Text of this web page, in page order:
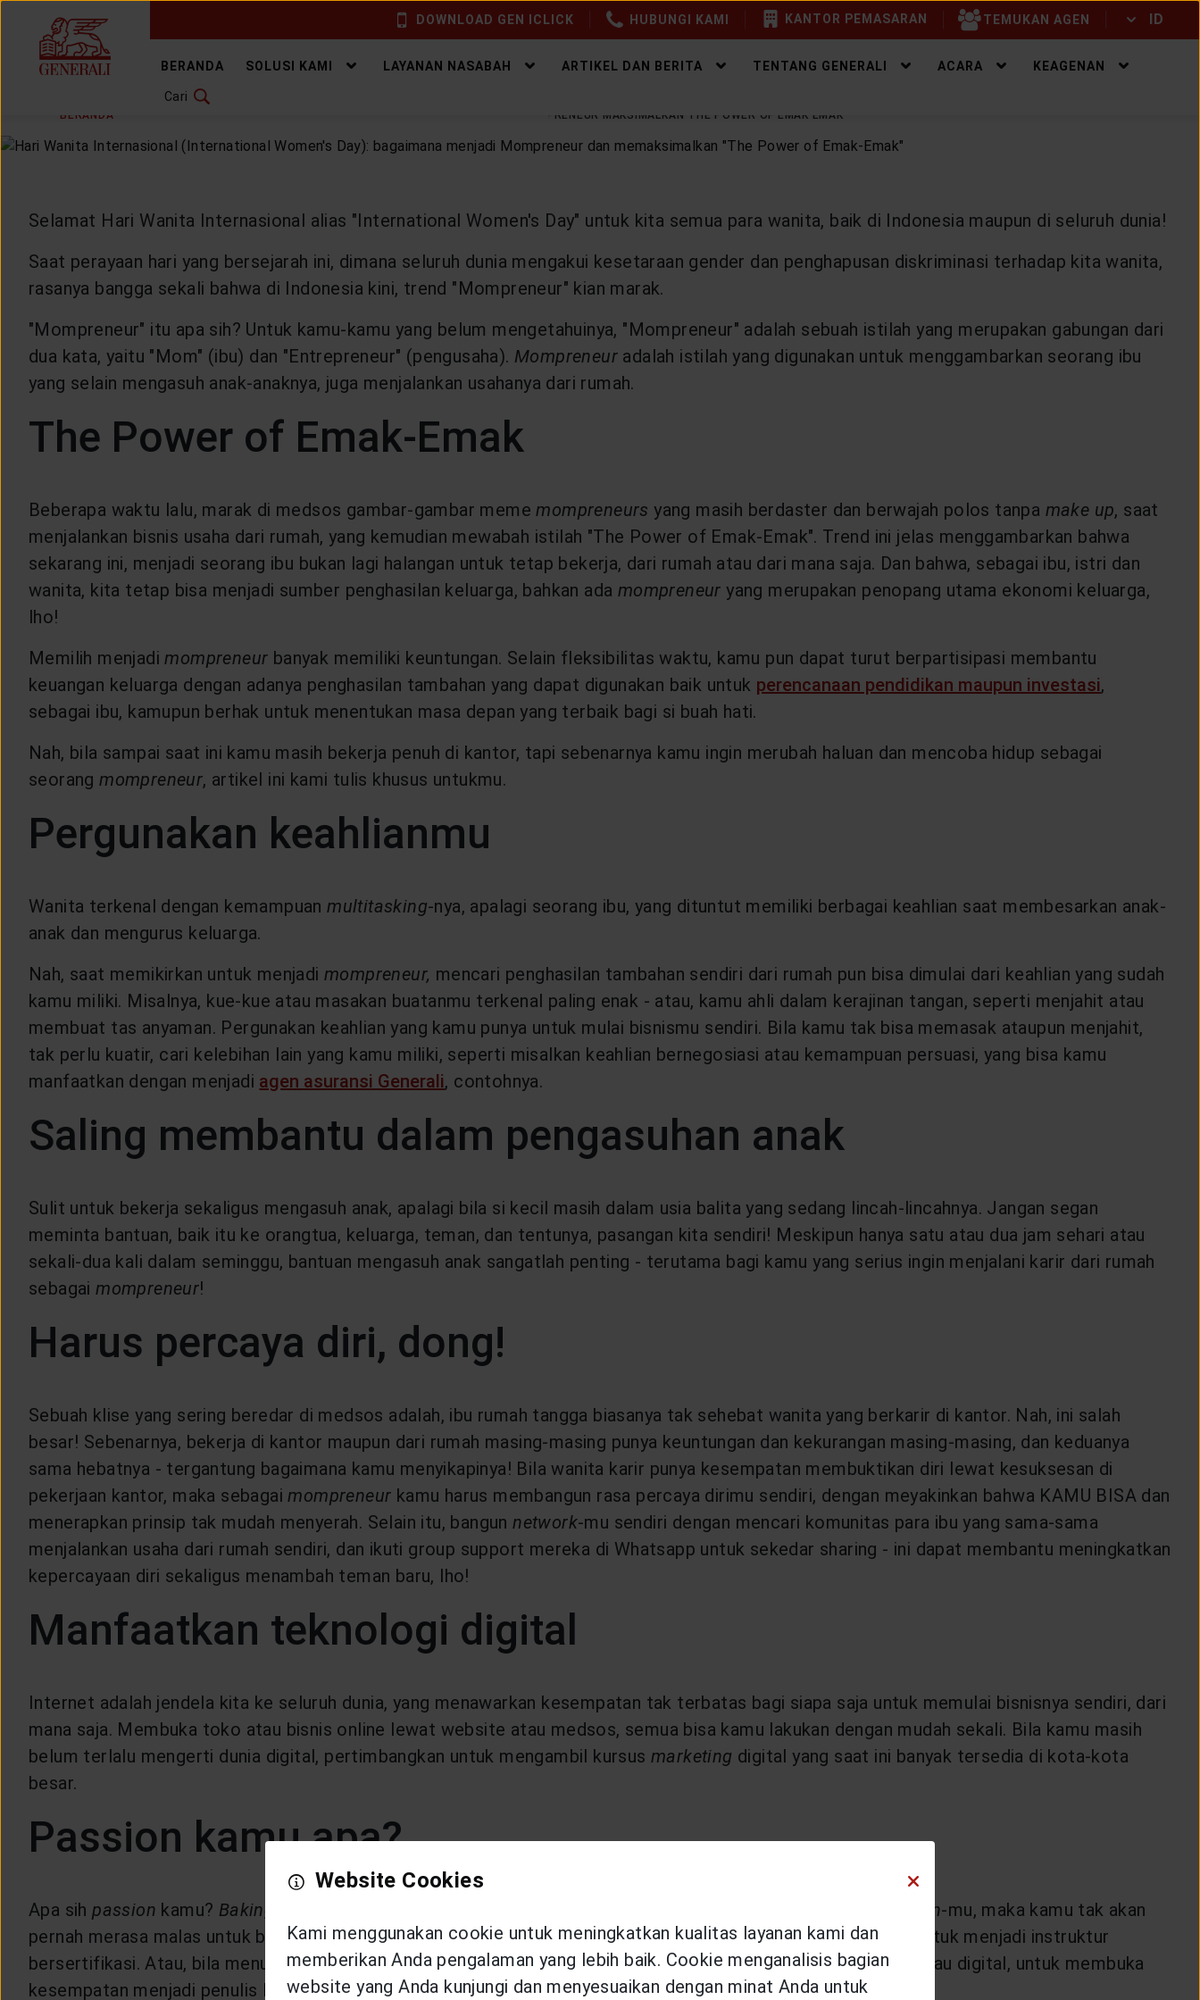
DOWNLOAD GEN ICLICK HUBUNGI KAMI KANTOR PEMASARAN TEMUKAN AGEN ID
BERANDA SOLUSI KAMI LAYANAN NASABAH ARTIKEL DAN BERITA TENTANG GENERALI ACARA KEAGENAN
Cari
BERANDA MOMPRENEUR MAKSIMALKAN THE POWER OF EMAK EMAK
KAMIS, 7 MARET 2019
Selamat Hari Wanita Internasional alias "International Women's Day" untuk kita semua para wanita, baik di Indonesia maupun di seluruh dunia!
Saat perayaan hari yang bersejarah ini, dimana seluruh dunia mengakui kesetaraan gender dan penghapusan diskriminasi terhadap kita wanita,
rasanya bangga sekali bahwa di Indonesia kini, trend "Mompreneur" kian marak.
"Mompreneur" itu apa sih? Untuk kamu-kamu yang belum mengetahuinya, "Mompreneur" adalah sebuah istilah yang merupakan gabungan dari
dua kata, yaitu "Mom" (ibu) dan "Entrepreneur" (pengusaha). Mompreneur adalah istilah yang digunakan untuk menggambarkan seorang ibu
yang selain mengasuh anak-anaknya, juga menjalankan usahanya dari rumah.
The Power of Emak-Emak
Beberapa waktu lalu, marak di medsos gambar-gambar mememompreneurs yang masih berdaster dan berwajah polos tanpa make up, saat
menjalankan bisnis usaha dari rumah, yang kemudian mewabah istilah "The Power of Emak-Emak". Trend ini jelas menggambarkan bahwa
sekarang ini, menjadi seorang ibu bukan lagi halangan untuk tetap bekerja, dari rumah atau dari mana saja. Dan bahwa, sebagai ibu, istri dan
wanita, kita tetap bisa menjadi sumber penghasilan keluarga, bahkan ada mompreneur yang merupakan penopang utama ekonomi keluarga,
lho!
Memilih menjadimompreneur banyak memiliki keuntungan. Selain fleksibilitas waktu, kamu pun dapat turut berpartisipasi membantu
keuangan keluarga dengan adanya penghasilan tambahan yang dapat digunakan baik untuk perencanaan pendidikan maupun investasi,
sebagai ibu, kamupun berhak untuk menentukan masa depan yang terbaik bagi si buah hati.
Nah, bila sampai saat ini kamu masih bekerja penuh di kantor, tapi sebenarnya kamu ingin merubah haluan dan mencoba hidup sebagai
seorangmompreneur, artikel ini kami tulis khusus untukmu.
Pergunakan keahlianmu
Wanita terkenal dengan kemampuanmultitasking-nya, apalagi seorang ibu, yang dituntut memiliki berbagai keahlian saat membesarkan anak-
anak dan mengurus keluarga.
Nah, saat memikirkan untuk menjadi mompreneur, mencari penghasilan tambahan sendiri dari rumah pun bisa dimulai dari keahlian yang sudah
kamu miliki. Misalnya, kue-kue atau masakan buatanmu terkenal paling enak - atau, kamu ahli dalam kerajinan tangan, seperti menjahit atau
membuat tas anyaman. Pergunakan keahlian yang kamu punya untuk mulai bisnismu sendiri. Bila kamu tak bisa memasak ataupun menjahit,
tak perlu kuatir, cari kelebihan lain yang kamu miliki, seperti misalkan keahlian bernegosiasi atau kemampuan persuasi, yang bisa kamu
manfaatkan dengan menjadi agen asuransi Generali, contohnya.
Saling membantu dalam pengasuhan anak
Sulit untuk bekerja sekaligus mengasuh anak, apalagi bila si kecil masih dalam usia balita yang sedang lincah-lincahnya. Jangan segan
meminta bantuan, baik itu ke orangtua, keluarga, teman, dan tentunya, pasangan kita sendiri! Meskipun hanya satu atau dua jam sehari atau
sekali-dua kali dalam seminggu, bantuan mengasuh anak sangatlah penting - terutama bagi kamu yang serius ingin menjalani karir dari rumah
sebagaimompreneur!
Harus percaya diri, dong!
Sebuah klise yang sering beredar di medsos adalah, ibu rumah tangga biasanya tak sehebat wanita yang berkarir di kantor. Nah, ini salah
besar! Sebenarnya, bekerja di kantor maupun dari rumah masing-masing punya keuntungan dan kekurangan masing-masing, dan keduanya
sama hebatnya - tergantung bagaimana kamu menyikapinya! Bila wanita karir punya kesempatan membuktikan diri lewat kesuksesan di
pekerjaan kantor, maka sebagaimompreneur kamu harus membangun rasa percaya dirimu sendiri, dengan meyakinkan bahwa KAMU BISA dan
menerapkan prinsip tak mudah menyerah. Selain itu, bangunnetwork-mu sendiri dengan mencari komunitas para ibu yang sama-sama
menjalankan usaha dari rumah sendiri, dan ikuti group support mereka di Whatsapp untuk sekedar sharing - ini dapat membantu meningkatkan
kepercayaan diri sekaligus menambah teman baru, lho!
Manfaatkan teknologi digital
Internet adalah jendela kita ke seluruh dunia, yang menawarkan kesempatan tak terbatas bagi siapa saja untuk memulai bisnisnya sendiri, dari
mana saja. Membuka toko atau bisnis online lewat website atau medsos, semua bisa kamu lakukan dengan mudah sekali. Bila kamu masih
belum terlalu mengerti dunia digital, pertimbangkan untuk mengambil kursusmarketing digital yang saat ini banyak tersedia di kota-kota
besar.
Passion kamu apa?
Apa sihpassion kamu? Baking passion-mu, maka kamu tak akan
pernah merasa malas untuk bekerja". Bila kamu suka yoga atau Zumba, misalnya, kamu bisa mendaftar kursus untuk menjadi instruktur
bersertifikasi. Atau, bila menulis adalah hobimu, coba kirimkan beberapa cerpen atau tulisan ke majalah cetak atau digital, untuk membuka
kesempatan menjadi penulis lepas atau kontributor kolom tertentu.
Website Cookies
Kami menggunakan cookie untuk meningkatkan kualitas layanan kami dan
memberikan Anda pengalaman yang lebih baik. Cookie menganalisis bagian
website yang Anda kunjungi dan menyesuaikan dengan minat Anda untuk
GANTI BAHASA ID EN
DOWNLOAD GEN ICLICK
TEMUKAN AGEN
SOLUSI KAMI
TENTANG GENERALI
ACARA
KEAGENAN